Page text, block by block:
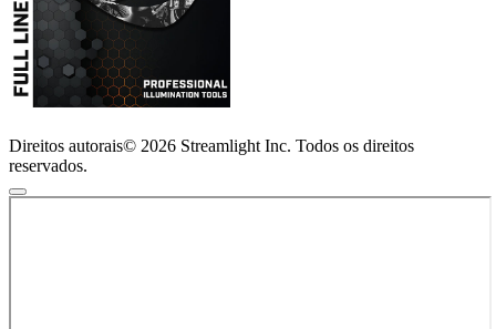
Direitos autorais© 2026 Streamlight Inc. Todos os direitos
reservados.